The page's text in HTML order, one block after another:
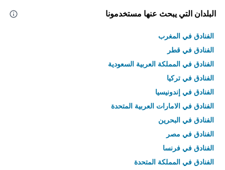
البلدان التي يبحث عنها مستخدمونا
الفنادق في المغرب
الفنادق في قطر
الفنادق في المملكة العربية السعودية
الفنادق في تركيا
الفنادق في إندونيسيا
الفنادق في الامارات العربية المتحدة
الفنادق في البحرين
الفنادق في مصر
الفنادق في فرنسا
الفنادق في المملكة المتحدة